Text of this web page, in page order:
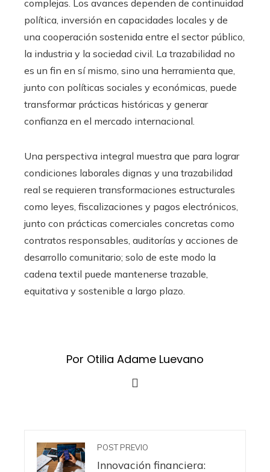
complejas. Los avances dependen de continuidad
política, inversión en capacidades locales y de
una cooperación sostenida entre el sector público,
la industria y la sociedad civil. La trazabilidad no
es un fin en sí mismo, sino una herramienta que,
junto con políticas sociales y económicas, puede
transformar prácticas históricas y generar
confianza en el mercado internacional.
Una perspectiva integral muestra que para lograr
condiciones laborales dignas y una trazabilidad
real se requieren transformaciones estructurales
como leyes, fiscalizaciones y pagos electrónicos,
junto con prácticas comerciales concretas como
contratos responsables, auditorías y acciones de
desarrollo comunitario; solo de este modo la
cadena textil puede mantenerse trazable,
equitativa y sostenible a largo plazo.
Por Otilia Adame Luevano
POST PREVIO
Innovación financiera: